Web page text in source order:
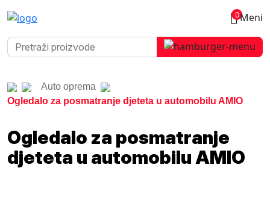
0Meni
Auto oprema
Ogledalo za posmatranje djeteta u automobilu AMIO
Ogledalo za posmatranje
djeteta u automobilu AMIO